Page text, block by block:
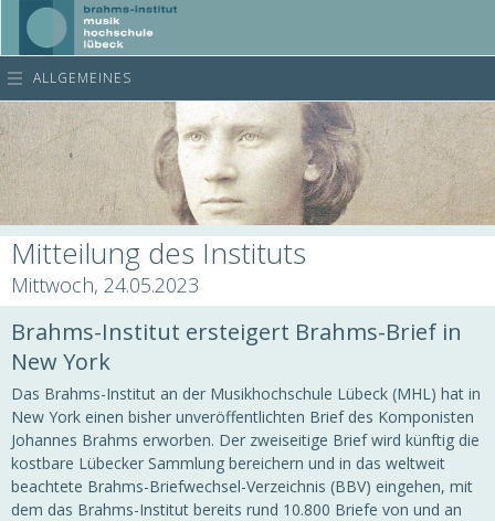
ALLGEMEINES
Mitteilung des Instituts
Mittwoch, 24.05.2023
Brahms-Institut ersteigert Brahms-Brief in
New York
Das Brahms-Institut an der Musikhochschule Lübeck (MHL) hat in
New York einen bisher unveröffentlichten Brief des Komponisten
Johannes Brahms erworben. Der zweiseitige Brief wird künftig die
kostbare Lübecker Sammlung bereichern und in das weltweit
beachtete Brahms-Briefwechsel-Verzeichnis (BBV) eingehen, mit
dem das Brahms-Institut bereits rund 10.800 Briefe von und an